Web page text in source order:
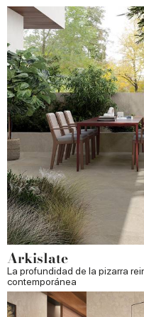
Arkislate
La profundidad de la pizarra
contemporánea